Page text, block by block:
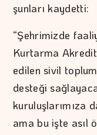
şunları kaydetti:
“Şehrimizde
Kurtarma
edilen sivil
desteği
kuruluşlarımıza
ama bu işte asıl